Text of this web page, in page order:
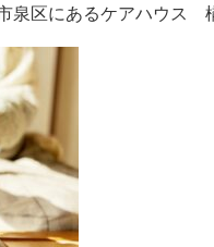
泉区にあるケアハウス